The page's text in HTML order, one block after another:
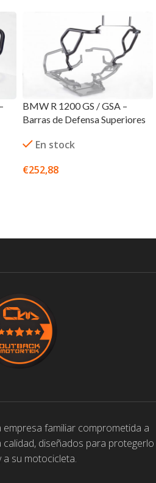
BMW R 1200 GS / GSA –
Barras de Defensa Superiores
En stock
€252,88
familiar comprometida a
diseñados para protegerlo
a su motocicleta.